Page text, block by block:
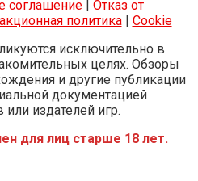
соглашение| Отказ от
политика| Cookie
исключительно в
целях. Обзоры
и другие публикации
документацией
или издателей игр.
для лиц старше 18 лет.